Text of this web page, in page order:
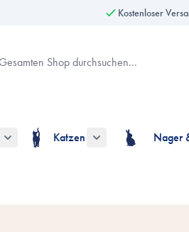
Kostenloser
Untermenü für die Kategorie Hunde
Katzen
Untermenü für die
Nager